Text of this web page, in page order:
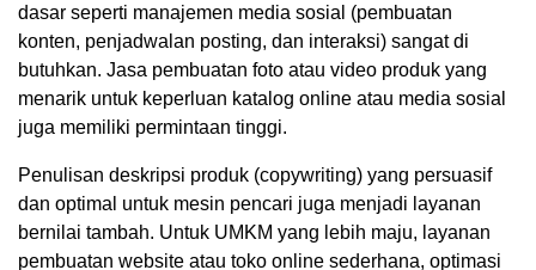
dasar seperti manajemen media sosial (pembuatan
konten, penjadwalan posting, dan interaksi) sangat di
butuhkan. Jasa pembuatan foto atau video produk yang
menarik untuk keperluan katalog online atau media sosial
juga memiliki permintaan tinggi.
Penulisan deskripsi produk (copywriting) yang persuasif
dan optimal untuk mesin pencari juga menjadi layanan
bernilai tambah. Untuk UMKM yang lebih maju, layanan
pembuatan website atau toko online sederhana, optimasi